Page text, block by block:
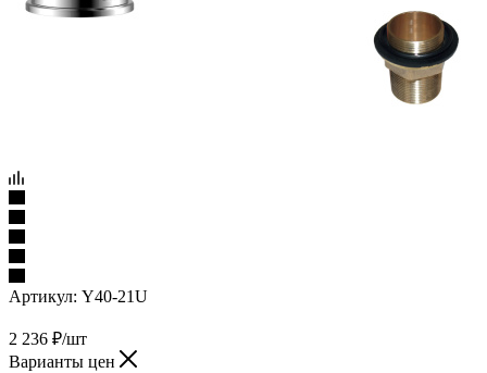
Артикул: Y40-21U
2 236 ₽/шт
Варианты цен